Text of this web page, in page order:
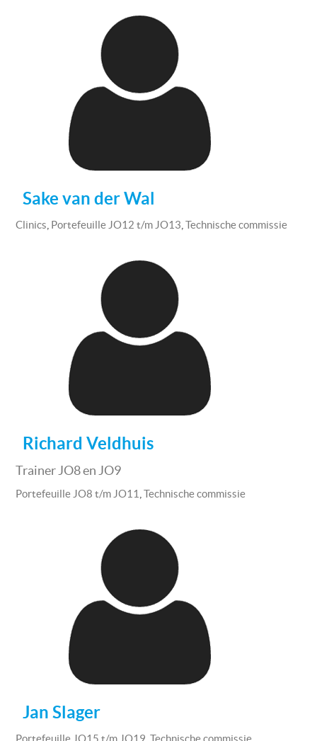
Sake van der Wal
Clinics Portefeuille JO12 t/m JO13 ,Technische commissie
Richard Veldhuis
Trainer JO8 en JO9
Portefeuille JO8 t/m JO11 ,Technische commissie
Jan Slager
,